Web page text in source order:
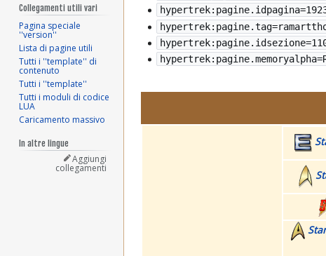
Collegamenti utili vari
Pagina speciale
''version''
Lista di pagine utili
Tutti i ''template'' di
contenuto
Tutti i ''template''
Tutti i moduli di codice
LUA
Caricamento massivo
In altre lingue
Aggiungi
collegamenti